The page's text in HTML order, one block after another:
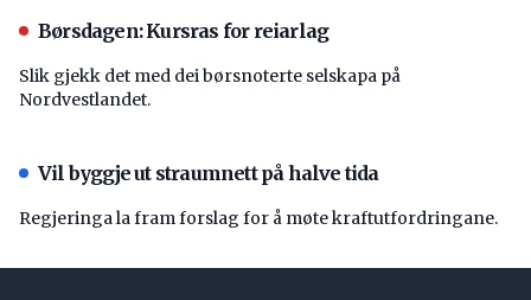
Børsdagen: Kursras for reiarlag
Slik gjekk det med dei børsnoterte selskapa på
Nordvestlandet.
Vil byggje ut straumnett på halve tida
Regjeringa la fram forslag for å møte kraftutfordringane.